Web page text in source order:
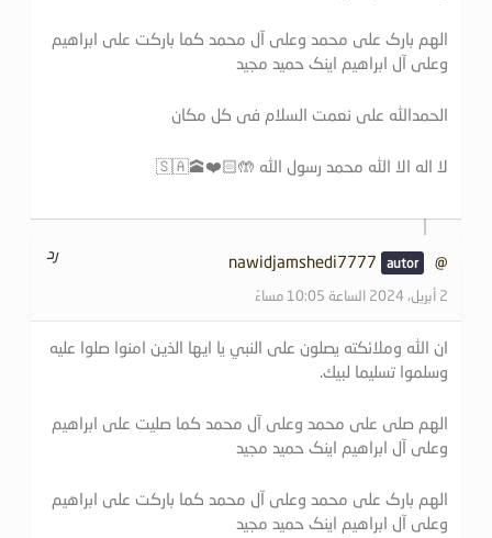
الهم بارک علی محمد وعلی آل محمد کما بارکت علی ابراهیم
وعلی آل ابراهیم اینک حمید مجید
الحمدالله علی نعمت السلام فی کل مکان
لا اله الا الله محمد رسول الله 🤲🏻❤️🕋🇸🇦
@nawidjamshedi7777
2 أبريل، 2024 الساعة 10:05 مساءً
رد
ان الله وملائكته يصلون على النبي يا ايها الذين امنوا صلوا عليه
وسلموا تسليما لبيك.
الهم صلی علی محمد وعلی آل محمد کما صلیت علی ابراهیم
وعلی آل ابراهیم اینک حمید مجید
الهم بارک علی محمد وعلی آل محمد کما بارکت علی ابراهیم
وعلی آل ابراهیم اینک حمید مجید